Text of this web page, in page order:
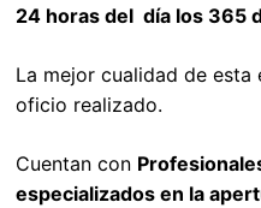
24 horas del día los 365
La mejor cualidad de esta
oficio realizado.
Cuentan con
especializados en la